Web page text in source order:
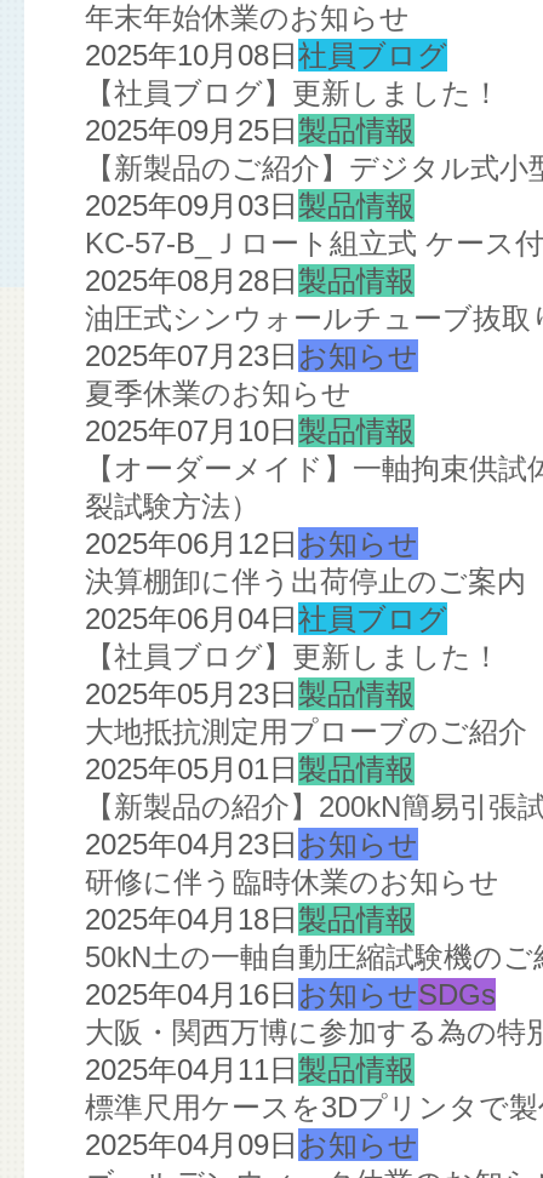
年末年始休業のお知らせ
2025年10月08日 社員ブログ
【社員ブログ】更新しました！
2025年09月25日 製品情報
【新製品のご紹介】デジタル式
2025年09月03日 製品情報
KC-57-B_Ｊロート組立式 ケース
2025年08月28日 製品情報
油圧式シンウォールチューブ抜
2025年07月23日 お知らせ
夏季休業のお知らせ
2025年07月10日 製品情報
【オーダーメイド】一軸拘束供
裂試験方法）
2025年06月12日 お知らせ
決算棚卸に伴う出荷停止のご案内
2025年06月04日 社員ブログ
【社員ブログ】更新しました！
2025年05月23日 製品情報
大地抵抗測定用プローブのご紹介
2025年05月01日 製品情報
【新製品の紹介】200kN簡易引張
2025年04月23日 お知らせ
研修に伴う臨時休業のお知らせ
2025年04月18日 製品情報
50kN土の一軸自動圧縮試験機のご
2025年04月16日 お知らせSDGs
大阪・関西万博に参加する為の特
2025年04月11日 製品情報
標準尺用ケースを3Dプリンタで
2025年04月09日 お知らせ